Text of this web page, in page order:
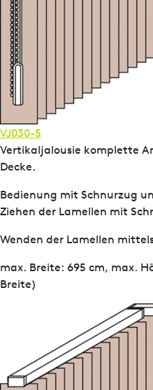
VJ030-S
Vertikaljalousie komplette
Decke.
Bedienung mit Schnurzug
Ziehen der Lamellen mit
Wenden der Lamellen
max. Breite: 695 cm, max.
Breite)